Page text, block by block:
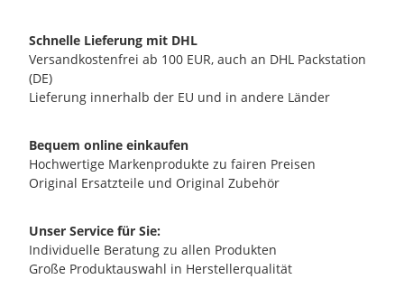
Schnelle Lieferung mit DHL
Versandkostenfrei ab 100 EUR, auch an DHL Packstation
(DE)
Lieferung innerhalb der EU und in andere Länder
Bequem online einkaufen
Hochwertige Markenprodukte zu fairen Preisen
Original Ersatzteile und Original Zubehör
Unser Service für Sie:
Individuelle Beratung zu allen Produkten
Große Produktauswahl in Herstellerqualität